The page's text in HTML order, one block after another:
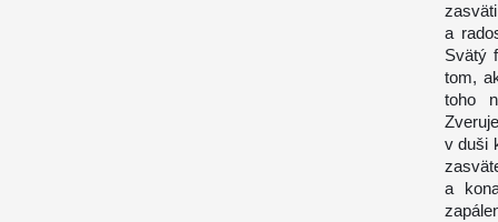
a
Svätý
tom,
toho
v duši
a